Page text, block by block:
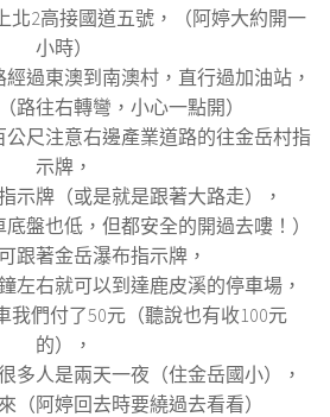
北2高接國道五號，（阿婷大約開一
小時）
過東澳到南澳村，直行過加油站，
路往右轉彎，小心一點開）
公尺注意右邊產業道路的往金岳村指
示牌，
示牌（或是就是跟著大路走），
底盤也低，但都安全的開過去嘍！）
跟著金岳瀑布指示牌，
左右就可以到達鹿皮溪的停車場，
我們付了50元（聽說也有收100元
的），
多人是兩天一夜（住金岳國小），
（阿婷回去時要繞過去看看）